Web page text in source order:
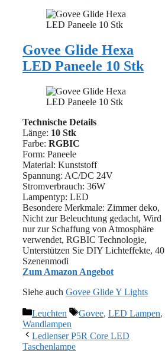
Govee Glide Hexa
LED Paneele 10 Stk
Technische Details
Länge: 10 Stk
Farbe: RGBIC
Form: Paneele
Material: ‎Kunststoff
Spannung: AC/DC 24V
Stromverbrauch: 36W
Lampentyp: LED
Besondere Merkmale: Zimmer deko,
Nicht zur Beleuchtung gedacht, Wird
nur zur Schaffung von Atmosphäre
verwendet, RGBIC Technologie,
Unterstützen Sie DIY Lichteffekte, 40
Szenenmodi
Zum Amazon Angebot
Siehe auch Govee Glide Y Lights
Kategorien
Leuchten Schlagwörter
Govee, LED Lampen,
Wandlampen
Ledlenser P5R Core LED
Taschenlampe